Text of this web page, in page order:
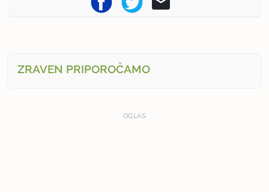
ZRAVEN PRIPOROČAMO
OGLAS